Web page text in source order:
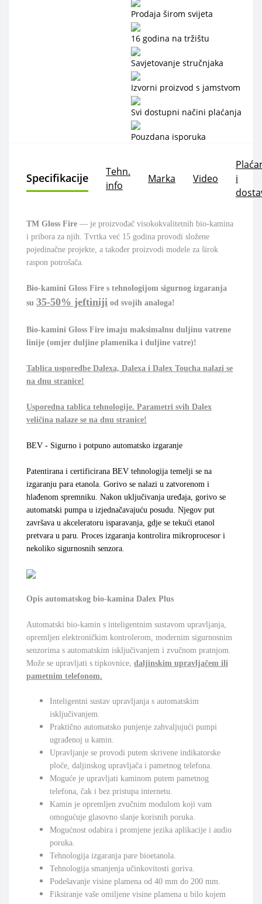
Prodaja širom svijeta
16 godina na tržištu
Savjetovanje stručnjaka
Izvorni proizvod s jamstvom
Svi dostupni načini plaćanja
Pouzdana isporuka
Specifikacije
Tehn.
info
Marka Video
i
ТМ Gloss Fire — je proizvođač visokokvalitetnih bio-kamina
i pribora za njih. Tvrtka već 15 godina provodi složene
pojedinačne projekte, a također proizvodi modele za širok
raspon potrošača.
Bio-kamini Gloss Fire s tehnologijom sigurnog izgaranja
su 35-50% jeftiniji od svojih analoga!
Bio-kamini Gloss Fire imaju maksimalnu duljinu vatrene
linije (omjer duljine plamenika i duljine vatre)!
Tablica usporedbe Dalexa, Dalexa i Dalex Toucha nalazi se
na dnu stranice!
Usporedna tablica tehnologije. Parametri svih Dalex
veličina nalaze se na dnu stranice!
BEV - Sigurno i potpuno automatsko izgaranje
Patentirana i certificirana BEV tehnologija temelji se na
izgaranju para etanola. Gorivo se nalazi u zatvorenom i
hlađenom spremniku. Nakon uključivanja uređaja, gorivo se
automatski pumpa u izjednačavajuću posudu. Njegov put
završava u akceleratoru isparavanja, gdje se tekući etanol
pretvara u paru. Proces izgaranja kontrolira mikroprocesor i
nekoliko sigurnosnih senzora.
Opis automatskog bio-kamina Dalex Plus
Automatski bio-kamin s inteligentnim sustavom upravljanja,
opremljen elektroničkim kontrolerom, modernim sigurnosnim
senzorima s automatskim isključivanjem i zvučnom pratnjom.
Može se upravljati s tipkovnice, daljinskim upravljačem ili
pametnim telefonom.
Inteligentni sustav upravljanja s automatskim
isključivanjem.
Praktično automatsko punjenje zahvaljujući pumpi
ugrađenoj u kamin.
Upravljanje se provodi putem skrivene indikatorske
ploče, daljinskog upravljača i pametnog telefona.
Moguće je upravljati kaminom putem pametnog
telefona, čak i bez pristupa internetu.
Kamin je opremljen zvučnim modulom koji vam
omogućuje glasovno slanje korisnih poruka.
Mogućnost odabira i promjene jezika aplikacije i audio
poruka.
Tehnologija izgaranja pare bioetanola.
Tehnologija smanjenja učinkovitosti goriva.
Podešavanje visine plamena od 40 mm do 200 mm.
Fiksiranje vaše omiljene visine plamena u bilo kojem